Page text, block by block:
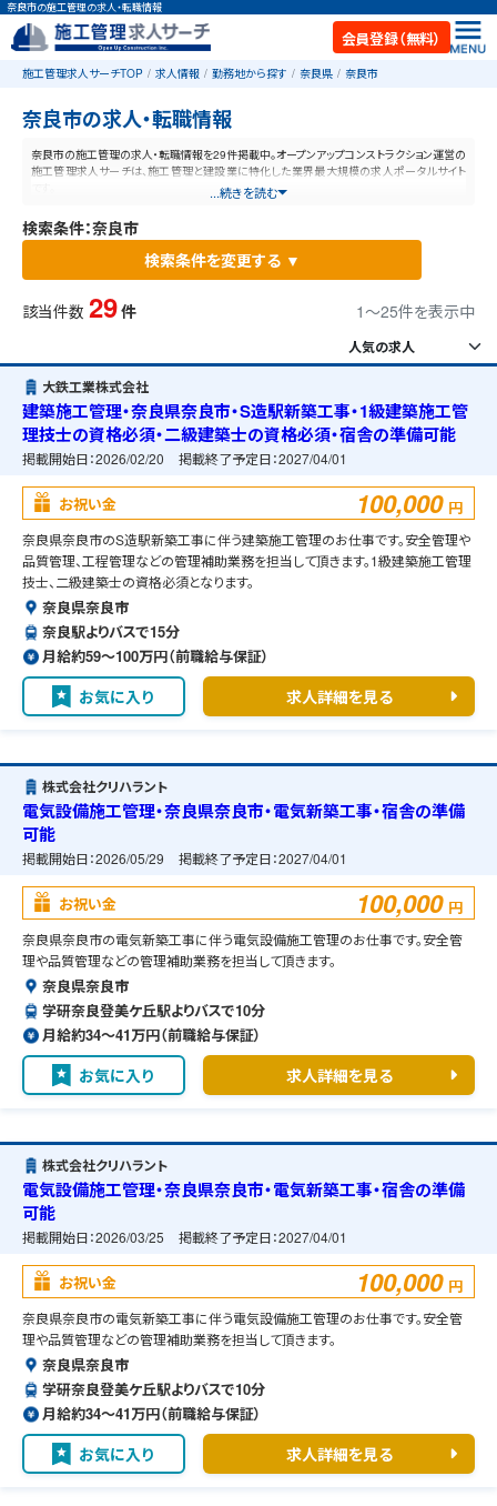
奈良市の施工管理の求人・転職情報
会員登録（無料）
施工管理求人サーチTOP 求人情報 勤務地から探す 奈良県 奈良市
奈良市の求人・転職情報
奈良市の施工管理の求人・転職情報を29件掲載中。オープンアップコンストラクション運営の
施工管理求人サーチは、施工管理と建設業に特化した業界最大規模の求人ポータルサイト
...続きを読む
検索条件：奈良市
検索条件を変更する ▼
該当件数 29 件 1〜25件を表示中
大鉄工業株式会社
建築施工管理・奈良県奈良市・S造駅新築工事・1級建築施工管
理技士の資格必須・二級建築士の資格必須・宿舎の準備可能
掲載開始日：2026/02/20 掲載終了予定日：2027/04/01
お祝い金 100,000 円
奈良県奈良市のS造駅新築工事に伴う建築施工管理のお仕事です。安全管理や
品質管理、工程管理などの管理補助業務を担当して頂きます。1級建築施工管理
技士、二級建築士の資格必須となります。
奈良県奈良市
奈良駅よりバスで15分
月給約59〜100万円（前職給与保証）
お気に入り 求人詳細を見る
株式会社クリハラント
電気設備施工管理・奈良県奈良市・電気新築工事・宿舎の準備
可能
掲載開始日：2026/05/29 掲載終了予定日：2027/04/01
お祝い金 100,000 円
奈良県奈良市の電気新築工事に伴う電気設備施工管理のお仕事です。安全管
理や品質管理などの管理補助業務を担当して頂きます。
奈良県奈良市
学研奈良登美ケ丘駅よりバスで10分
月給約34〜41万円（前職給与保証）
お気に入り 求人詳細を見る
株式会社クリハラント
電気設備施工管理・奈良県奈良市・電気新築工事・宿舎の準備
可能
掲載開始日：2026/03/25 掲載終了予定日：2027/04/01
お祝い金 100,000 円
奈良県奈良市の電気新築工事に伴う電気設備施工管理のお仕事です。安全管
理や品質管理などの管理補助業務を担当して頂きます。
奈良県奈良市
学研奈良登美ケ丘駅よりバスで10分
月給約34〜41万円（前職給与保証）
お気に入り 求人詳細を見る